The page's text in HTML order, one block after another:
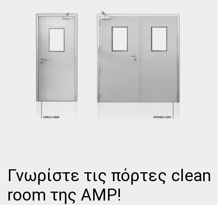
Γνωρίστε τις πόρτες clean
room της AMP!